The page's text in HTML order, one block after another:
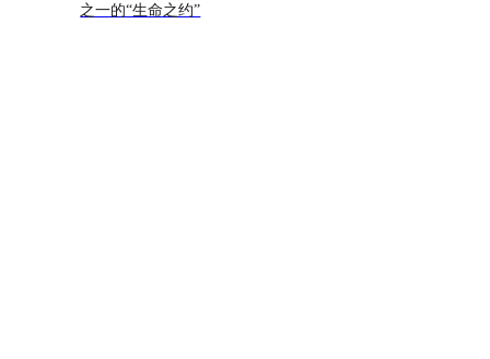
之一的“生命之约”